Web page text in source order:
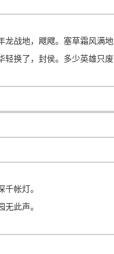
龙战地，飕飕。塞草霜风满
轻换了，封侯。多少英雄只废
帐灯。
此声。